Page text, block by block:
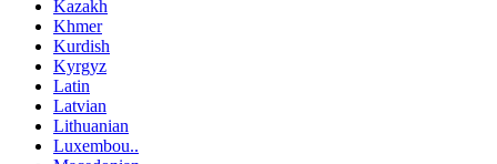
Kazakh
Khmer
Kurdish
Kyrgyz
Latin
Latvian
Lithuanian
Luxembou..